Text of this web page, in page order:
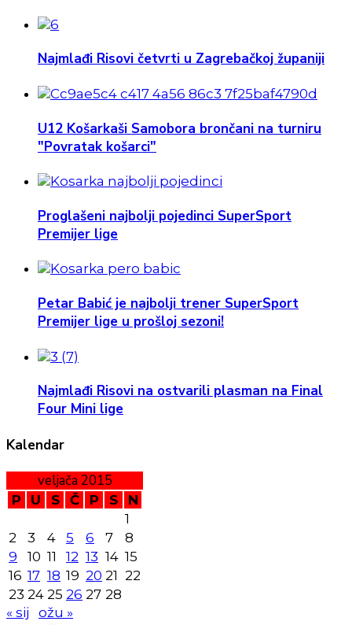
Najmlađi Risovi četvrti u Zagrebačkoj županiji
U12 Košarkaši Samobora brončani na turniru
"Povratak košarci"
Proglašeni najbolji pojedinci SuperSport
Premijer lige
Petar Babić je najbolji trener SuperSport
Premijer lige u prošloj sezoni!
Najmlađi Risovi na ostvarili plasman na Final
Four Mini lige
Kalendar
veljača 2015
P U S Č P S
N
1
2
3 4 5 6 7
8
9
10 11 12 13 14 15
16 17 18 19 20 21 22
23 24 25 26 27 28
« sij
ožu »